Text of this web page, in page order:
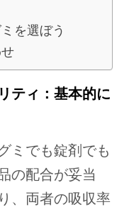
を選ぼう
ティ：基本的に
ミでも錠剤でも
の配合が妥当
、両者の吸収率